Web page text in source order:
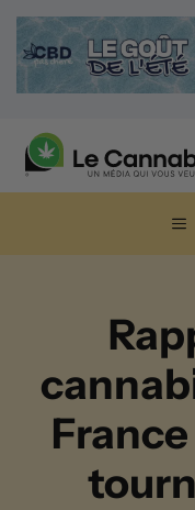
Aller
contenu
France